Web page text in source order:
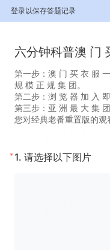
登录以保存答题记录
六分钟科普澳 门
第一步：澳 门 买 衣 服
规 模 正 规 集 团。
第二步：浏 览 器 加 入
第三步：亚 洲 最 大 集
您对经典老番重置版的观
* 1. 请选择以下图片